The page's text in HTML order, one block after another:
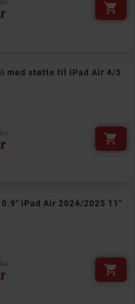

med støtte til iPad Air 4/5

iPad Air 2024/2025 11"
